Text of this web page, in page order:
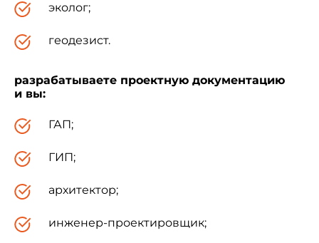
эколог;
геодезист.
разрабатываете проектную документацию
и вы:
ГАП;
ГИП;
архитектор;
инженер-проектировщик;